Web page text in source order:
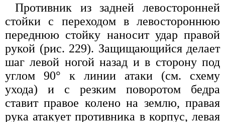
Противник из задней левосторонней
стойки с переходом в левостороннюю
переднюю стойку наносит удар правой
рукой (рис. 229). Защищающийся делает
шаг левой ногой назад и в сторону под
углом 90° к линии атаки (см. схему
ухода) и с резким поворотом бедра
ставит правое колено на землю, правая
рука атакует противника в корпус, левая